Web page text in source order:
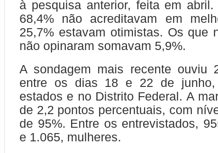
à pesquisa anterior, feita em
68,4% não acreditavam em
25,7% estavam otimistas. Os que
não opinaram somavam 5,9%.
A sondagem mais recente ouviu
entre os dias 18 e 22 de
estados e no Distrito Federal. A
de 2,2 pontos percentuais, com
de 95%. Entre os entrevistados,
e 1.065, mulheres.